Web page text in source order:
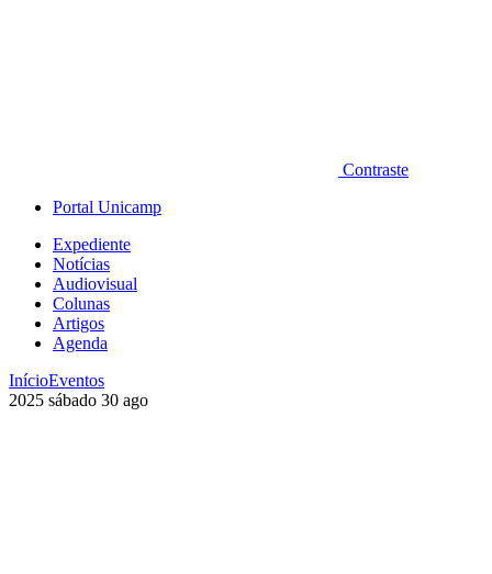
Contraste
Portal Unicamp
Expediente
Notícias
Audiovisual
Colunas
Artigos
Agenda
InícioEventos
2025 sábado 30 ago